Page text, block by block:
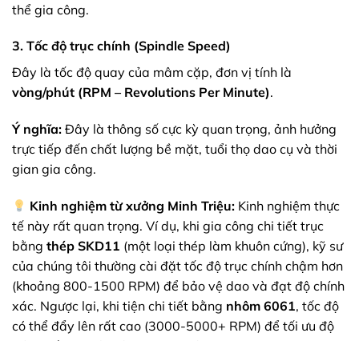
thể gia công.
3. Tốc độ trục chính (Spindle Speed)
Đây là tốc độ quay của mâm cặp, đơn vị tính là
vòng/phút (RPM – Revolutions Per Minute).
Ý nghĩa: Đây là thông số cực kỳ quan trọng, ảnh hưởng
trực tiếp đến chất lượng bề mặt, tuổi thọ dao cụ và thời
gian gia công.
Kinh nghiệm từ xưởng Minh Triệu: Kinh nghiệm thực
tế này rất quan trọng. Ví dụ, khi gia công chi tiết trục
bằng thép SKD11 (một loại thép làm khuôn cứng), kỹ sư
của chúng tôi thường cài đặt tốc độ trục chính chậm hơn
(khoảng 800-1500 RPM) để bảo vệ dao và đạt độ chính
xác. Ngược lại, khi tiện chi tiết bằng nhôm 6061, tốc độ
có thể đẩy lên rất cao (3000-5000+ RPM) để tối ưu độ